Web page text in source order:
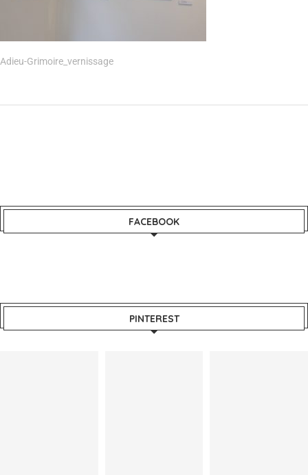
Adieu-Grimoire_vernissage
FACEBOOK
PINTEREST